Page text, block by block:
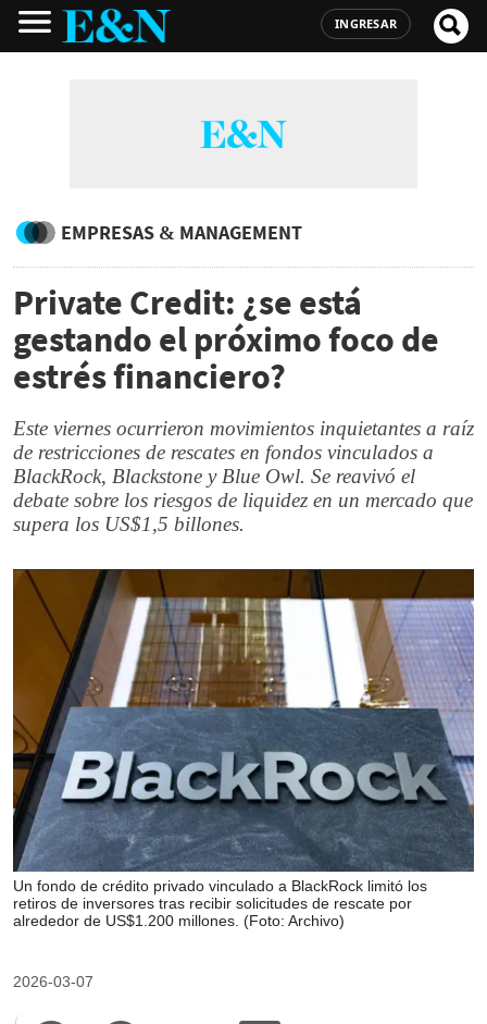
INGRESAR
EMPRESAS & MANAGEMENT
Private Credit: ¿se está
gestando el próximo foco de
estrés financiero?
Este viernes ocurrieron movimientos inquietantes a raíz
de restricciones de rescates en fondos vinculados a
BlackRock, Blackstone y Blue Owl. Se reavivó el
debate sobre los riesgos de liquidez en un mercado que
supera los US$1,5 billones.
Un fondo de crédito privado vinculado a BlackRock limitó los
retiros de inversores tras recibir solicitudes de rescate por
alrededor de US$1.200 millones. (Foto: Archivo)
2026-03-07